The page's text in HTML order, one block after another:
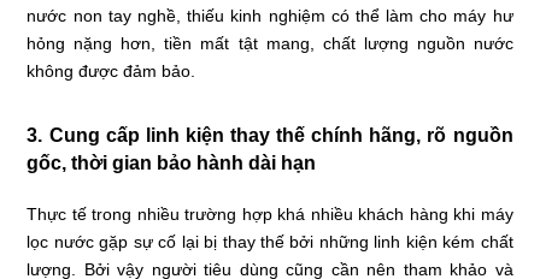
nước non tay nghề, thiếu kinh nghiệm có thể làm cho máy hư
hỏng nặng hơn, tiền mất tật mang, chất lượng nguồn nước
không được đảm bảo.
3. Cung cấp linh kiện thay thế chính hãng, rõ nguồn
gốc, thời gian bảo hành dài hạn
Thực tế trong nhiều trường hợp khá nhiều khách hàng khi máy
lọc nước gặp sự cố lại bị thay thế bởi những linh kiện kém chất
lượng. Bởi vậy người tiêu dùng cũng cần nên tham khảo và